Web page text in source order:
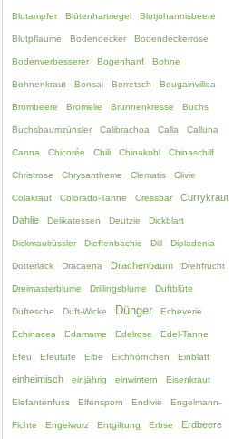
Blutampfer Blütenhartriegel Blutjohannisbeere
Blutpflaume Bodendecker Bodendeckerrose
Bodenverbesserer Bogenhanf Bohne
Bohnenkraut Bonsai Borretsch Bougainvillea
Brombeere Bromelie Brunnenkresse Buchs
Buchsbaumzünsler Calibrachoa Calla Calluna
Canna Chicorée Chili Chinakohl Chinaschilf
Christrose Chrysantheme Clematis Clivie
Colakraut Colorado-Tanne Cressbar Currykraut
Dahlie Delikatessen Deutzie Dickblatt
Dickmaulrüssler Dieffenbachie Dill Dipladenia
Dotterlack Dracaena Drachenbaum Drehfrucht
Dreimasterblume Drillingsblume Duftblüte
Duftesche Duft-Wicke Dünger Echeverie
Echinacea Edamame Edelrose Edel-Tanne
Efeu Efeutute Eibe Eichhörnchen Einblatt
einheimisch einjährig einwintern Eisenkraut
Elefantenfuss Elfensporn Endivie Engelmann-
Fichte Engelwurz Entgiftung Erbse Erdbeere